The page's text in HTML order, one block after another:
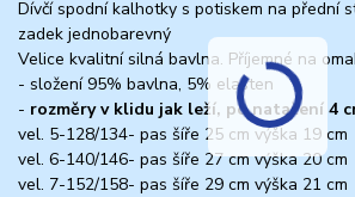
Dívčí spodní kalhotky s potiskem na přední
zadek jednobarevný
Velice kvalitní silná bavlna. Příjemné na
- složení 95% bavlna, 5% elasten
- rozměry v klidu jak leží, po natažení 4
vel. 5-128/134- pas šíře 25 cm výška 19 cm
vel. 6-140/146- pas šíře 27 cm výška 20 cm
vel. 7-152/158- pas šíře 29 cm výška 21 cm